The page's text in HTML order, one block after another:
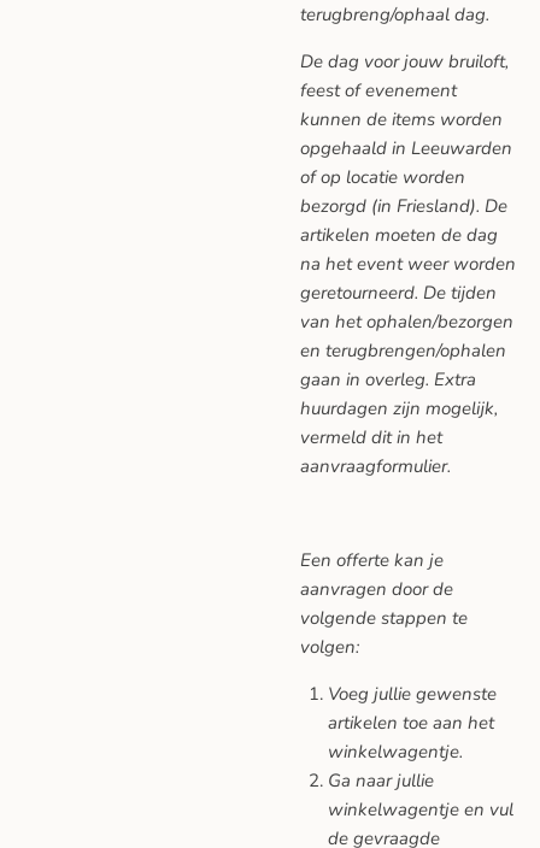
terugbreng/ophaal dag.
De dag voor jouw bruiloft,
feest of evenement
kunnen de items worden
opgehaald in Leeuwarden
of op locatie worden
bezorgd (in Friesland). De
artikelen moeten de dag
na het event weer worden
geretourneerd. De tijden
van het ophalen/bezorgen
en terugbrengen/ophalen
gaan in overleg. Extra
huurdagen zijn mogelijk,
vermeld dit in het
aanvraagformulier.
Een offerte kan je
aanvragen door de
volgende stappen te
volgen:
Voeg jullie gewenste
artikelen toe aan het
winkelwagentje.
Ga naar jullie
winkelwagentje en vul
de gevraagde